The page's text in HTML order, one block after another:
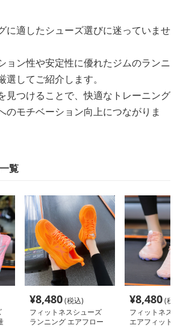
に適したシューズ選びに迷っていませ
ョン性や安定性に優れたジムのランニ
してご紹介します。
見つけることで、快適なトレーニング
のモチベーション向上につながりま
覧
¥8,480(税込)
フィットネスシューズ
ランニング エアフロー
¥8,480(税
フィットネス
エアフィット